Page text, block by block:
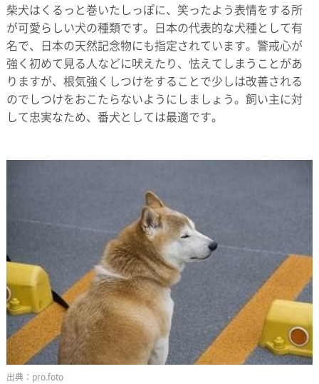
柴犬はくるっと巻いたしっぽに、笑ったよう表情をする所
が可愛らしい犬の種類です。日本の代表的な犬種として有
名で、日本の天然記念物にも指定されています。警戒心が
強く初めて見る人などに吠えたり、怯えてしまうことがあ
りますが、根気強くしつけをすることで少しは改善される
のでしつけをおこたらないようにしましょう。飼い主に対
して忠実なため、番犬としては最適です。
pro.foto